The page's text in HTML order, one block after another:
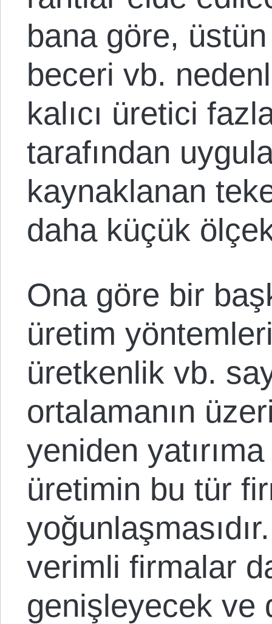
bana göre,
beceri vb.
kalıcı üretici
tarafından
kaynaklanan
daha küçük
Ona göre bir
üretim
üretkenlik vb.
ortalamanın
yeniden
üretimin bu tür
verimli firmalar
genişleyecek ve